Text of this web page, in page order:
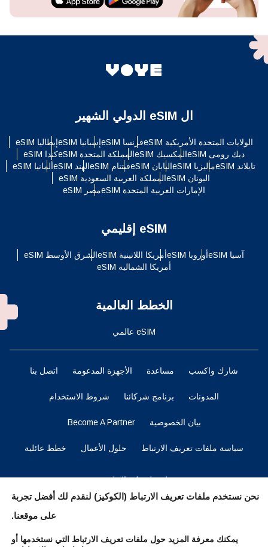
ال eSIM الدولي الشهير
الولايات المتحدة الأمريكية eSIM فرنسا eSIM إسبانيا eSIM
إيطاليا eSIM
ديك رومى eSIM
المكسيك eSIM المملكة المتحدة eSIM
كندا eSIM
تايلاند eSIM
ماليزيا eSIM اليابان eSIM فيتنام eSIM الهند eSIM
ألمانيا eSIM
اليونان eSIM
المملكة العربية السعودية eSIM
الإمارات العربية المتحدة eSIM
مصر eSIM
eSIM إقليمي
آسيا eSIM أوروبا eSIM أمريكا اللاتينية eSIM
الشرق الأوسط eSIM
أمريكا الشمالية eSIM
الخطط العالمية
eSIM عالمي
شارك واكسب مساعدة الأجهزة المدعومة اتصل بنا
المدونات برنامج شركائنا شروط الاستخدام
بيان الخصوصية Become A Partner
سياسة ملفات تعريف الارتباط حلول الأعمال خطط عائلية
احصل على التطبيق
نحن نستخدم ملفات تعريف الارتباط (الكوكيز) لنقدم لك أفضل تجربة
على موقعنا.
يمكنك معرفة المزيد حول ملفات تعريف الارتباط التي نستخدمها أو